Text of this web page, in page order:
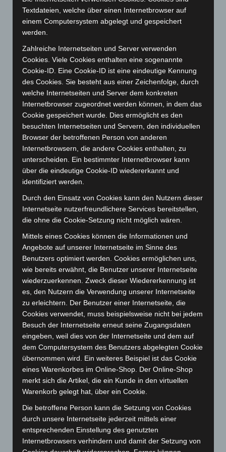
Dezember 2025(103)
November 2025
(114)
September 2025(93)
August 2025 (90)
Juli 2025
(90)
Juni 2025(103)
Mai 2025(112)
April 2025 (88)
März 2025(111)
Februar 2025(96)
Januar 2025 (88)
Dezember 2024(89)
November 2024(94)
Oktober 2024 (93)
September 2024(112)
August 2024(107)
Juli 2024(89)
Juni 2024(107)
Mai 2024(149)
April 2024(102)
März 2024(103)
Februar 2024(103)
Januar 2024(111)
Dezember 2023 (130)
November 2023(130)
Oktober 2023(114)
September 2023(133)
August 2023
Textdateien, welche über einen Internetbrowser auf
einem Computersystem abgelegt und gespeichert
werden.
Zahlreiche Internetseiten und Server verwenden
Cookies. Viele Cookies enthalten eine sogenannte
Cookie-ID. Eine Cookie-ID ist eine eindeutige Kennung
des Cookies. Sie besteht aus einer Zeichenfolge, durch
welche Internetseiten und Server dem konkreten
Internetbrowser zugeordnet werden können, in dem das
Cookie gespeichert wurde. Dies ermöglicht es den
besuchten Internetseiten und Servern, den individuellen
Browser der betroffenen Person von anderen
Internetbrowsern, die andere Cookies enthalten, zu
unterscheiden. Ein bestimmter Internetbrowser kann
über die eindeutige Cookie-ID wiedererkannt und
identifiziert werden.
Durch den Einsatz von Cookies kann den Nutzern dieser
Internetseite nutzerfreundlichere Services bereitstellen,
die ohne die Cookie-Setzung nicht möglich wären.
Mittels eines Cookies können die Informationen und
Angebote auf unserer Internetseite im Sinne des
Benutzers optimiert werden. Cookies ermöglichen uns,
wie bereits erwähnt, die Benutzer unserer Internetseite
wiederzuerkennen. Zweck dieser Wiedererkennung ist
es, den Nutzern die Verwendung unserer Internetseite
zu erleichtern. Der Benutzer einer Internetseite, die
Cookies verwendet, muss beispielsweise nicht bei jedem
Besuch der Internetseite erneut seine Zugangsdaten
eingeben, weil dies von der Internetseite und dem auf
dem Computersystem des Benutzers abgelegten Cookie
übernommen wird. Ein weiteres Beispiel ist das Cookie
eines Warenkorbes im Online-Shop. Der Online-Shop
merkt sich die Artikel, die ein Kunde in den virtuellen
Warenkorb gelegt hat, über ein Cookie.
Die betroffene Person kann die Setzung von Cookies
durch unsere Internetseite jederzeit mittels einer
entsprechenden Einstellung des genutzten
Internetbrowsers verhindern und damit der Setzung von